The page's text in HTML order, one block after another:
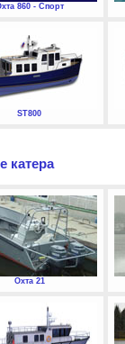
860 - Спорт
ST800
катера
Охта 21